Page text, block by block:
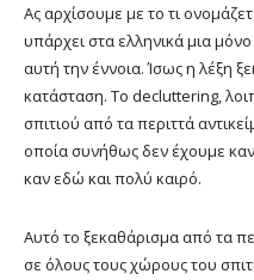
Ας αρχίσουμε με το τι
υπάρχει στα ελληνικά μια
αυτή την έννοια. Ίσως η λέξη
κατάσταση. Το decluttering,
σπιτιού από τα περιττά
οποία συνήθως δεν έχουμε
καν εδώ και πολύ καιρό.
Αυτό το ξεκαθάρισμα από τα
σε όλους τους χώρους του